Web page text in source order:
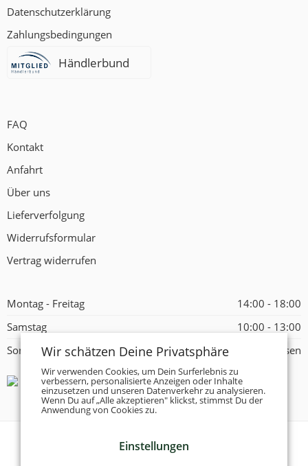
Datenschutzerklärung
Zahlungsbedingungen
Händlerbund
FAQ
Kontakt
Anfahrt
Über uns
Lieferverfolgung
Widerrufsformular
Vertrag widerrufen
Montag - Freitag
14:00 - 18:00
Samstag
10:00 - 13:00
Sonntag
Geschlossen
Tanzschuhe Otto München e.K.
Wir schätzen Deine Privatsphäre
Wir verwenden Cookies, um Dein Surferlebnis zu
verbessern, personalisierte Anzeigen oder Inhalte
einzusetzen und unseren Datenverkehr zu analysieren.
Wenn Du auf „Alle akzeptieren" klickst, stimmst Du der
Anwendung von Cookies zu.
Einstellungen